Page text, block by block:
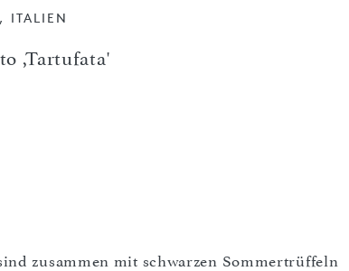
,Tartufata'
, ITALIEN
zusammen mit schwarzen Sommertrüffeln